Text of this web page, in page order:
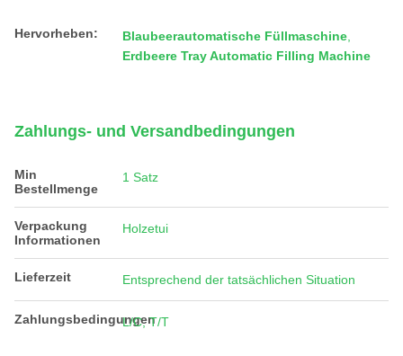
Hervorheben: Blaubeerautomatische Füllmaschine
Erdbeere Tray Automatic Filling Machine
Zahlungs- und Versandbedingungen
Min
Bestellmenge
1 Satz
Verpackung
Informationen
Holzetui
Lieferzeit Entsprechend der tatsächlichen Situation
Zahlungsbedingungen
L/C, T/T